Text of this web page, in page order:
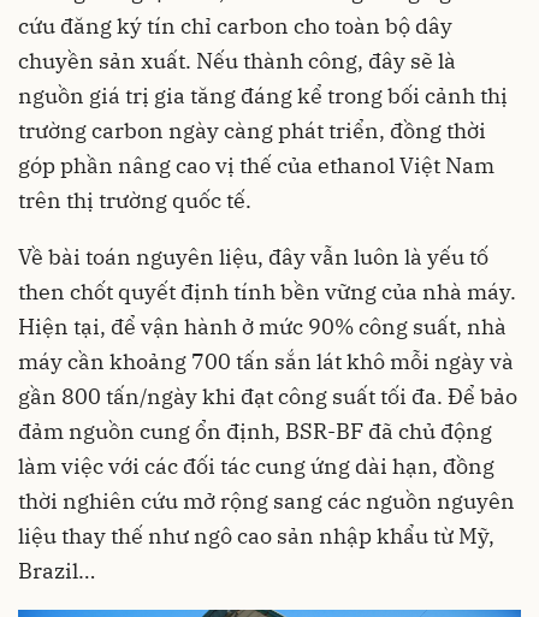
cứu đăng ký tín chỉ carbon cho toàn bộ dây
chuyền sản xuất. Nếu thành công, đây sẽ là
nguồn giá trị gia tăng đáng kể trong bối cảnh thị
trường carbon ngày càng phát triển, đồng thời
góp phần nâng cao vị thế của ethanol Việt Nam
trên thị trường quốc tế.
Về bài toán nguyên liệu, đây vẫn luôn là yếu tố
then chốt quyết định tính bền vững của nhà máy.
Hiện tại, để vận hành ở mức 90% công suất, nhà
máy cần khoảng 700 tấn sắn lát khô mỗi ngày và
gần 800 tấn/ngày khi đạt công suất tối đa. Để bảo
đảm nguồn cung ổn định, BSR-BF đã chủ động
làm việc với các đối tác cung ứng dài hạn, đồng
thời nghiên cứu mở rộng sang các nguồn nguyên
liệu thay thế như ngô cao sản nhập khẩu từ Mỹ,
Brazil…